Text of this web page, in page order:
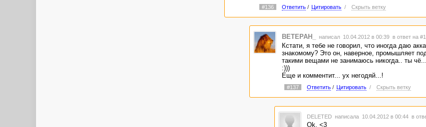
#136 Ответить/ Цитировать / Скрыть ветку
BETEPAH_ написал 10.04.2012 в 00:39 в ответ на
Кстати, я тебе не говорил, что иногда даю
знакомому? Это он, наверное, промышляет
такими вещами не занимаюсь никогда.. ты
:)))
Еще и комментит... ух негодяй...!
#137 Ответить/ Цитировать / Скрыть ветку
DELETED написала 10.04.2012 в 00:44 в
Ok, <3